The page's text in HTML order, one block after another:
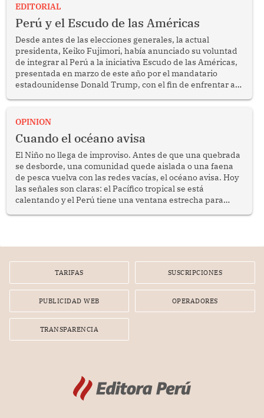
EDITORIAL
Perú y el Escudo de las Américas
Desde antes de las elecciones generales, la actual
presidenta, Keiko Fujimori, había anunciado su voluntad
de integrar al Perú a la iniciativa Escudo de las Américas,
presentada en marzo de este año por el mandatario
estadounidense Donald Trump, con el fin de enfrentar al
OPINION
Cuando el océano avisa
El Niño no llega de improviso. Antes de que una quebrada
se desborde, una comunidad quede aislada o una faena
de pesca vuelva con las redes vacías, el océano avisa. Hoy
las señales son claras: el Pacífico tropical se está
calentando y el Perú tiene una ventana estrecha para
TARIFAS SUSCRIPCIONES
PUBLICIDAD WEB OPERADORES
TRANSPARENCIA